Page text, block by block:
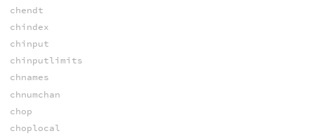
chendt
chindex
chinput
chinputlimits
chnames
chnumchan
chop
choplocal